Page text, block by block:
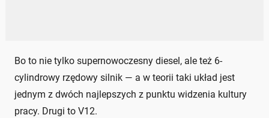
Bo to nie tylko supernowoczesny diesel, ale też 6-
cylindrowy rzędowy silnik — a w teorii taki układ jest
jednym z dwóch najlepszych z punktu widzenia kultury
pracy. Drugi to V12.